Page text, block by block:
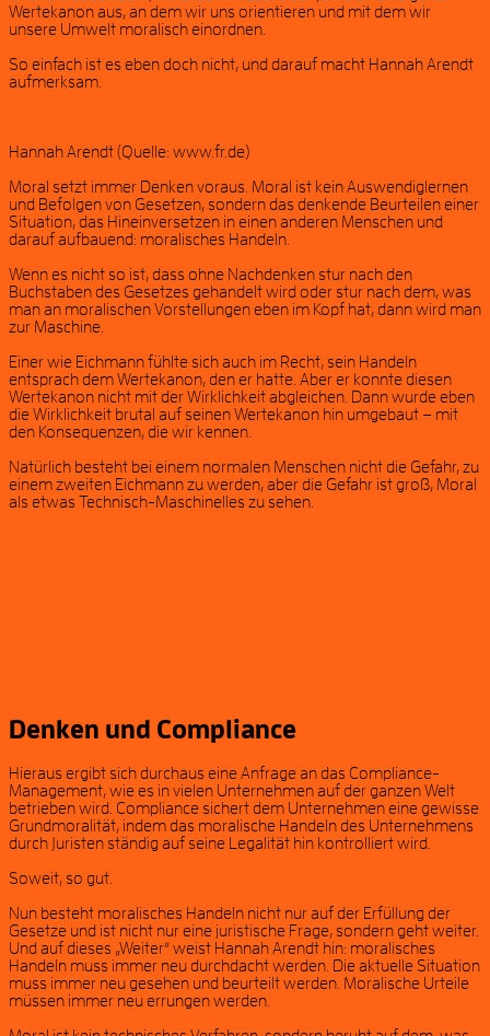
Wertekanon aus, an dem wir uns orientieren und mit dem wir
unsere Umwelt moralisch einordnen.
So einfach ist es eben doch nicht, und darauf macht Hannah Arendt
aufmerksam.
Hannah Arendt (Quelle: www.fr.de)
Moral setzt immer Denken voraus. Moral ist kein Auswendiglernen
und Befolgen von Gesetzen, sondern das denkende Beurteilen einer
Situation, das Hineinversetzen in einen anderen Menschen und
darauf aufbauend: moralisches Handeln.
Wenn es nicht so ist, dass ohne Nachdenken stur nach den
Buchstaben des Gesetzes gehandelt wird oder stur nach dem, was
man an moralischen Vorstellungen eben im Kopf hat, dann wird man
zur Maschine.
Einer wie Eichmann fühlte sich auch im Recht, sein Handeln
entsprach dem Wertekanon, den er hatte. Aber er konnte diesen
Wertekanon nicht mit der Wirklichkeit abgleichen. Dann wurde eben
die Wirklichkeit brutal auf seinen Wertekanon hin umgebaut – mit
den Konsequenzen, die wir kennen.
Natürlich besteht bei einem normalen Menschen nicht die Gefahr, zu
einem zweiten Eichmann zu werden, aber die Gefahr ist groß, Moral
als etwas Technisch-Maschinelles zu sehen.
Denken und Compliance
Hieraus ergibt sich durchaus eine Anfrage an das Compliance-
Management, wie es in vielen Unternehmen auf der ganzen Welt
betrieben wird. Compliance sichert dem Unternehmen eine gewisse
Grundmoralität, indem das moralische Handeln des Unternehmens
durch Juristen ständig auf seine Legalität hin kontrolliert wird.
Soweit, so gut.
Nun besteht moralisches Handeln nicht nur auf der Erfüllung der
Gesetze und ist nicht nur eine juristische Frage, sondern geht weiter.
Und auf dieses „Weiter“ weist Hannah Arendt hin: moralisches
Handeln muss immer neu durchdacht werden. Die aktuelle Situation
muss immer neu gesehen und beurteilt werden. Moralische Urteile
müssen immer neu errungen werden.